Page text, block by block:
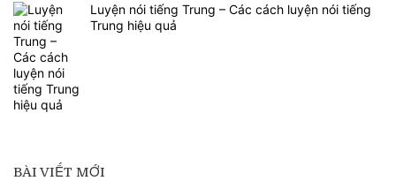
Luyện nói tiếng Trung – Các cách luyện nói tiếng
Trung hiệu quả
BÀI VIẾT MỚI